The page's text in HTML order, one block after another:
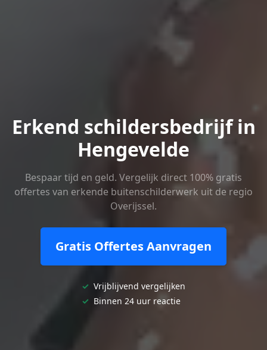
Erkend schildersbedrijf in
Hengevelde
Bespaar tijd en geld. Vergelijk direct 100% gratis
offertes van erkende buitenschilderwerk uit de regio
Overijssel.
Gratis Offertes Aanvragen
✓ Vrijblijvend vergelijken
✓ Binnen 24 uur reactie